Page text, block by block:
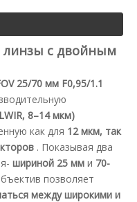
линзы с двойным
25/70 мм F0,95/1.1
8–14 мкм)
как для 12 мкм, так
. Показывая два
шириной 25 мм и 70-
позволяет
между широкими и